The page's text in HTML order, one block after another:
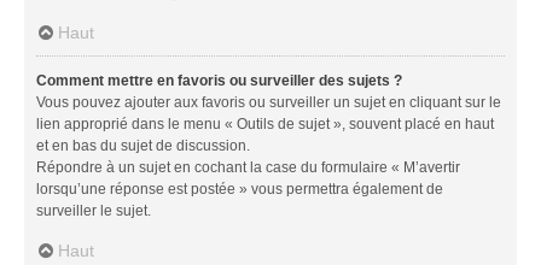
Haut
Comment mettre en favoris ou surveiller des sujets ?
Vous pouvez ajouter aux favoris ou surveiller un sujet en cliquant sur le
lien approprié dans le menu « Outils de sujet », souvent placé en haut
et en bas du sujet de discussion.
Répondre à un sujet en cochant la case du formulaire « M’avertir
lorsqu’une réponse est postée » vous permettra également de
surveiller le sujet.
Haut